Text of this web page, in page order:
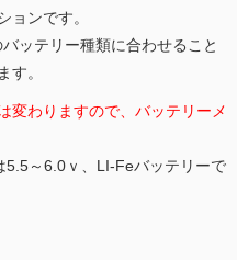
ョンです。
ッテリー種類に合わせること
す。
変わりますので、バッテリーメ
5.5～6.0ｖ、LI-Feバッテリーで